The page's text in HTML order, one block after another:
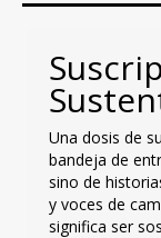
Una dosis de
bandeja de
sino de
y voces de
significa ser